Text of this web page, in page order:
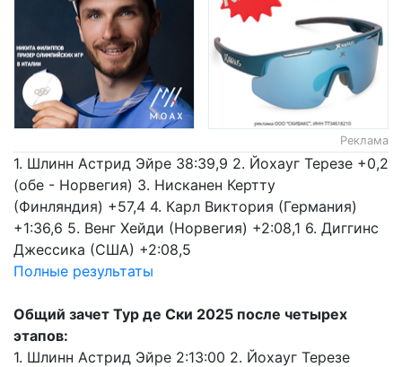
Реклама
1. Шлинн Астрид Эйре 38:39,9 2. Йохауг Терезе +0,2
(обе - Норвегия) 3. Нисканен Кертту
(Финляндия) +57,4 4. Карл Виктория (Германия)
+1:36,6 5. Венг Хейди (Норвегия) +2:08,1 6. Диггинс
Джессика (США) +2:08,5
Полные результаты
Общий зачет Тур де Ски 2025 после четырех
этапов:
1. Шлинн Астрид Эйре 2:13:00 2. Йохауг Терезе